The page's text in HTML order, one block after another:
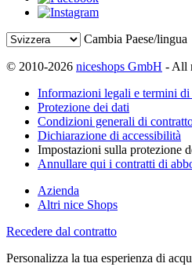
Cambia Paese/lingua
© 2010-2026 niceshops GmbH - All
Informazioni legali e termini
Protezione dei dati
Condizioni generali di
Dichiarazione di accessibilità
Impostazioni sulla protezione
Annullare qui i contratti di
Azienda
Altri nice Shops
Recedere dal contratto
Personalizza la tua esperienza di